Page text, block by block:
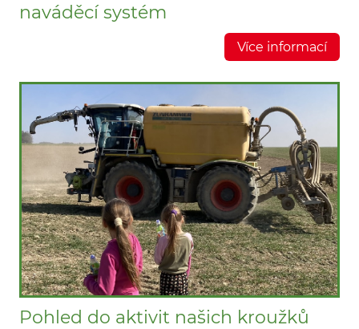
naváděcí systém
Více informací
Pohled do aktivit našich kroužků